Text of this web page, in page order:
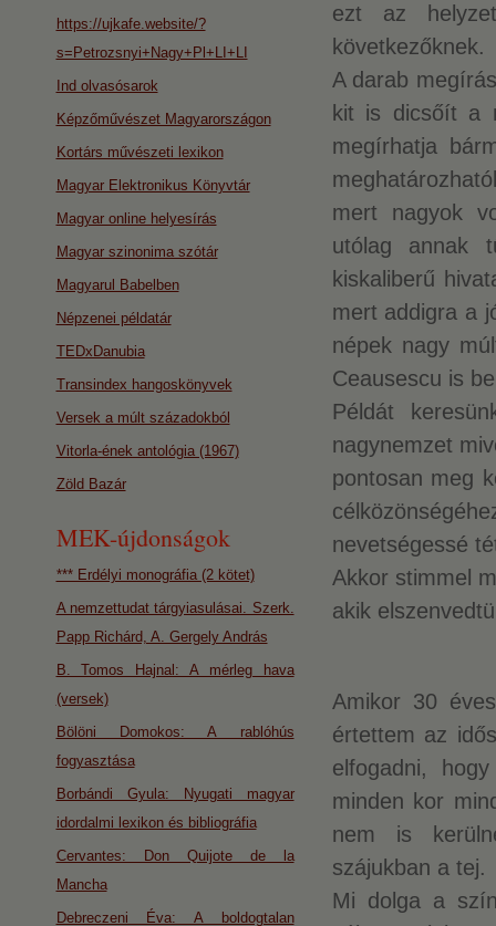
ezt az
következőknek.
A darab
kit is dicsőít a
megírhatja
mert nagyok
utólag annak
kiskaliberű
mert addigra a
népek nagy
Ceausescu is
Példát
nagynemzet
pontosan meg
nevetségessé
Akkor stimmel
akik
Amikor 30
értettem az
elfogadni,
minden kor
nem is
szájukban a tej.
Mi dolga a
https://ujkafe.website/?
s=Petrozsnyi+Nagy+Pl+LI+LI
Ind olvasósarok
Képzőművészet Magyarországon
Kortárs művészeti lexikon
Magyar Elektronikus Könyvtár
Magyar online helyesírás
Magyar szinonima szótár
Magyarul Babelben
Népzenei példatár
TEDxDanubia
Transindex hangoskönyvek
Versek a múlt századokból
Vitorla-ének antológia (1967)
Zöld Bazár
MEK-újdonságok
*** Erdélyi monográfia (2 kötet)
A nemzettudat tárgyiasulásai. Szerk.
Papp Richárd, A. Gergely András
B. Tomos Hajnal: A mérleg hava
(versek)
Bölöni Domokos: A rablóhús
fogyasztása
Borbándi Gyula: Nyugati magyar
idordalmi lexikon és bibliográfia
Cervantes: Don Quijote de la
Mancha
Debreczeni Éva: A boldogtalan